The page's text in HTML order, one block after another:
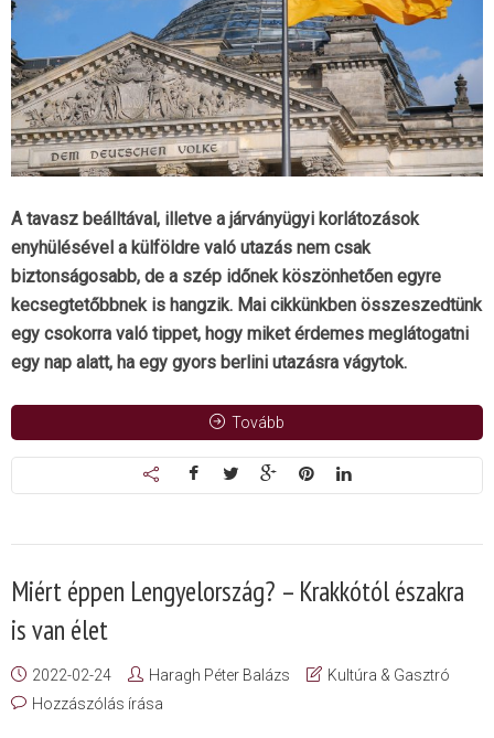
A tavasz beálltával, illetve a járványügyi korlátozások
enyhülésével a külföldre való utazás nem csak
biztonságosabb, de a szép időnek köszönhetően egyre
kecsegtetőbbnek is hangzik. Mai cikkünkben összeszedtünk
egy csokorra való tippet, hogy miket érdemes meglátogatni
egy nap alatt, ha egy gyors berlini utazásra vágytok.
Tovább
Miért éppen Lengyelország? – Krakkótól északra
is van élet
2022-02-24 Haragh Péter Balázs
Kultúra & Gasztró
Hozzászólás írása